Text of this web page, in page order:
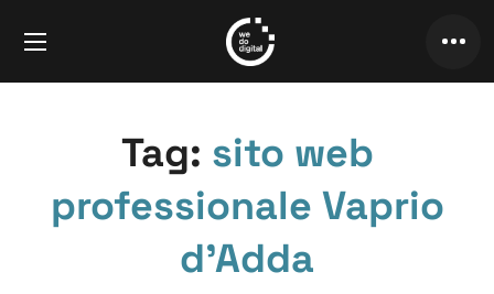
Tag: sito web
professionale Vaprio
d’Adda